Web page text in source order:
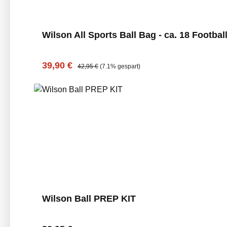
Wilson All Sports Ball Bag - ca. 18
Verkaufspreis:
39,90 € Regulärer Preis:
42,95 € (7.1% gespart)
Wilson Ball PREP KIT